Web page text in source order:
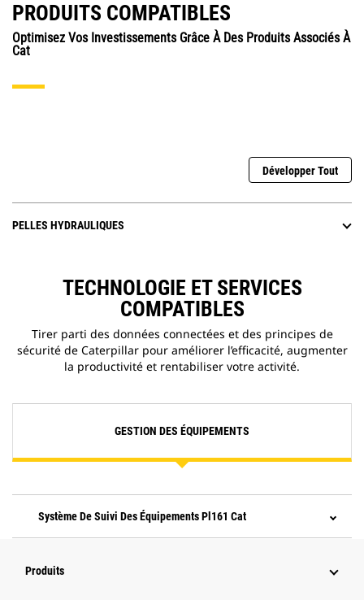
PRODUITS COMPATIBLES
Optimisez Vos Investissements Grâce À Des Produits Associés À
Cat
Développer Tout
PELLES HYDRAULIQUES
TECHNOLOGIE ET SERVICES
COMPATIBLES
Tirer parti des données connectées et des principes de
sécurité de Caterpillar pour améliorer l’efficacité, augmenter
la productivité et rentabiliser votre activité.
GESTION DES ÉQUIPEMENTS
Système De Suivi Des Équipements Pl161 Cat
Produits